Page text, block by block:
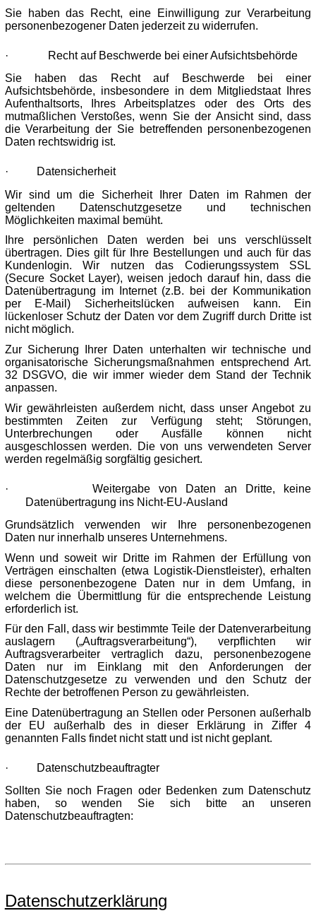
Sie haben das Recht, eine Einwilligung zur Verarbeitung
personenbezogener Daten jederzeit zu widerrufen.
·
Recht auf Beschwerde bei einer Aufsichtsbehörde
Sie haben das Recht auf Beschwerde bei einer
Aufsichtsbehörde, insbesondere in dem Mitgliedstaat Ihres
Aufenthaltsorts, Ihres Arbeitsplatzes oder des Orts des
mutmaßlichen Verstoßes, wenn Sie der Ansicht sind, dass
die Verarbeitung der Sie betreffenden personenbezogenen
Daten rechtswidrig ist.
·
Datensicherheit
Wir sind um die Sicherheit Ihrer Daten im Rahmen der
geltenden Datenschutzgesetze und technischen
Möglichkeiten maximal bemüht.
Ihre persönlichen Daten werden bei uns verschlüsselt
übertragen. Dies gilt für Ihre Bestellungen und auch für das
Kundenlogin. Wir nutzen das Codierungssystem SSL
(Secure Socket Layer), weisen jedoch darauf hin, dass die
Datenübertragung im Internet (z.B. bei der Kommunikation
per E-Mail) Sicherheitslücken aufweisen kann. Ein
lückenloser Schutz der Daten vor dem Zugriff durch Dritte ist
nicht möglich.
Zur Sicherung Ihrer Daten unterhalten wir technische und
organisatorische Sicherungsmaßnahmen entsprechend Art.
32 DSGVO, die wir immer wieder dem Stand der Technik
anpassen.
Wir gewährleisten außerdem nicht, dass unser Angebot zu
bestimmten Zeiten zur Verfügung steht; Störungen,
Unterbrechungen oder Ausfälle können nicht
ausgeschlossen werden. Die von uns verwendeten Server
werden regelmäßig sorgfältig gesichert.
·
Weitergabe von Daten an Dritte, keine
Datenübertragung ins Nicht-EU-Ausland
Grundsätzlich verwenden wir Ihre personenbezogenen
Daten nur innerhalb unseres Unternehmens.
Wenn und soweit wir Dritte im Rahmen der Erfüllung von
Verträgen einschalten (etwa Logistik-Dienstleister), erhalten
diese personenbezogene Daten nur in dem Umfang, in
welchem die Übermittlung für die entsprechende Leistung
erforderlich ist.
Für den Fall, dass wir bestimmte Teile der Datenverarbeitung
auslagern („Auftragsverarbeitung“), verpflichten wir
Auftragsverarbeiter vertraglich dazu, personenbezogene
Daten nur im Einklang mit den Anforderungen der
Datenschutzgesetze zu verwenden und den Schutz der
Rechte der betroffenen Person zu gewährleisten.
Eine Datenübertragung an Stellen oder Personen außerhalb
der EU außerhalb des in dieser Erklärung in Ziffer 4
genannten Falls findet nicht statt und ist nicht geplant.
·
Datenschutzbeauftragter
Sollten Sie noch Fragen oder Bedenken zum Datenschutz
haben, so wenden Sie sich bitte an unseren
Datenschutzbeauftragten:
Datenschutzerklärung